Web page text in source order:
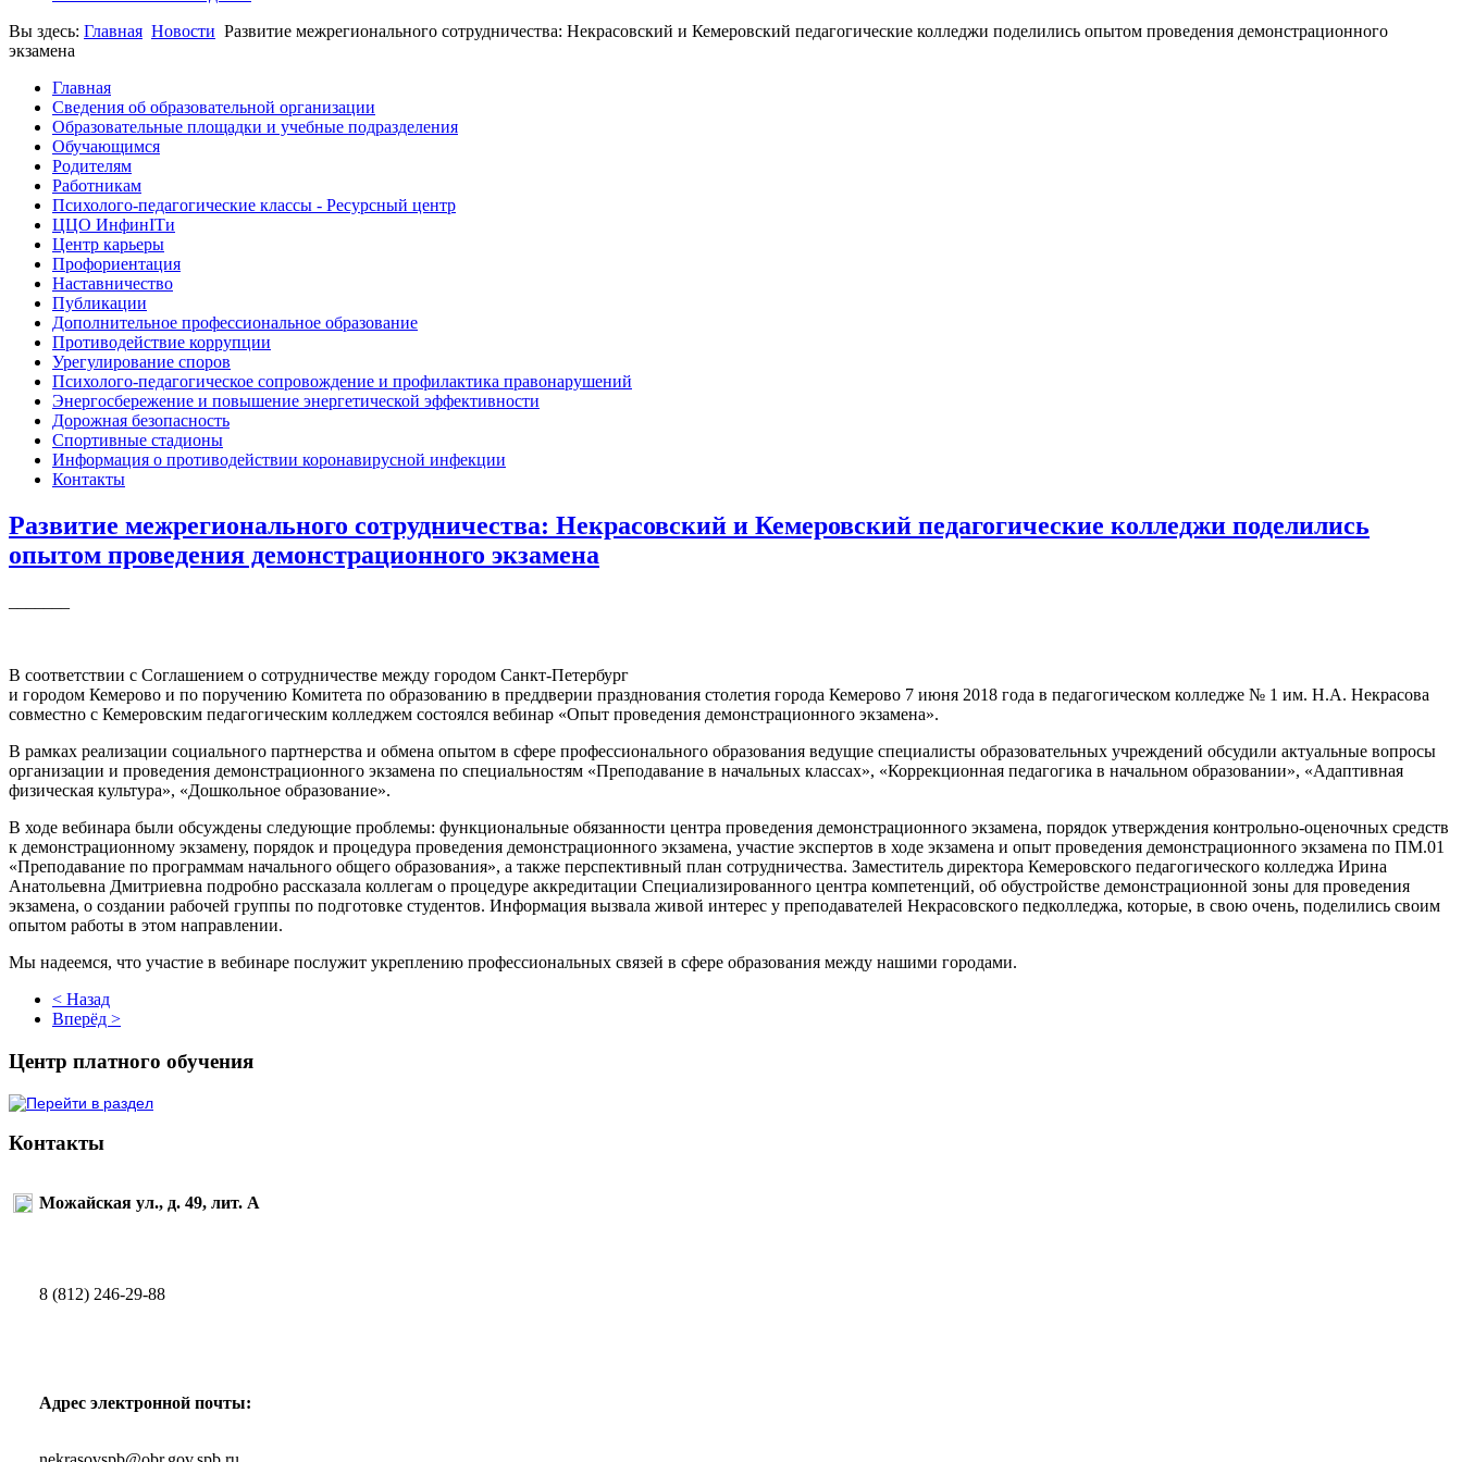
Вы здесь: Главная Новости Развитие межрегионального сотрудничества: Некрасовский и Кемеровский педагогические колледжи поделились опытом проведения демонстрационного
экзамена
Главная
Сведения об образовательной организации
Образовательные площадки и учебные подразделения
Обучающимся
Родителям
Работникам
Психолого-педагогические классы - Ресурсный центр
ЦЦО ИнфинITи
Центр карьеры
Профориентация
Наставничество
Публикации
Дополнительное профессиональное образование
Противодействие коррупции
Урегулирование споров
Психолого-педагогическое сопровождение и профилактика правонарушений
Энергосбережение и повышение энергетической эффективности
Дорожная безопасность
Спортивные стадионы
Информация о противодействии коронавирусной инфекции
Контакты
Развитие межрегионального сотрудничества: Некрасовский и Кемеровский педагогические колледжи поделились
опытом проведения демонстрационного экзамена
В соответствии с Соглашением о сотрудничестве между городом Санкт-Петербург
и городом Кемерово и по поручению Комитета по образованию в преддверии празднования столетия города Кемерово 7 июня 2018 года в педагогическом колледже № 1 им. Н.А. Некрасова
совместно с Кемеровским педагогическим колледжем состоялся вебинар «Опыт проведения демонстрационного экзамена».
В рамках реализации социального партнерства и обмена опытом в сфере профессионального образования ведущие специалисты образовательных учреждений обсудили актуальные вопросы
организации и проведения демонстрационного экзамена по специальностям «Преподавание в начальных классах», «Коррекционная педагогика в начальном образовании», «Адаптивная
физическая культура», «Дошкольное образование».
В ходе вебинара были обсуждены следующие проблемы: функциональные обязанности центра проведения демонстрационного экзамена, порядок утверждения контрольно-оценочных средств
к демонстрационному экзамену, порядок и процедура проведения демонстрационного экзамена, участие экспертов в ходе экзамена и опыт проведения демонстрационного экзамена по ПМ.01
«Преподавание по программам начального общего образования», а также перспективный план сотрудничества. Заместитель директора Кемеровского педагогического колледжа Ирина
Анатольевна Дмитриевна подробно рассказала коллегам о процедуре аккредитации Специализированного центра компетенций, об обустройстве демонстрационной зоны для проведения
экзамена, о создании рабочей группы по подготовке студентов. Информация вызвала живой интерес у преподавателей Некрасовского педколледжа, которые, в свою очень, поделились своим
опытом работы в этом направлении.
Мы надеемся, что участие в вебинаре послужит укреплению профессиональных связей в сфере образования между нашими городами.
< Назад
Вперёд >
Центр платного обучения
Контакты
Можайская ул., д. 49, лит. А
8 (812) 246-29-88
Адрес электронной почты: